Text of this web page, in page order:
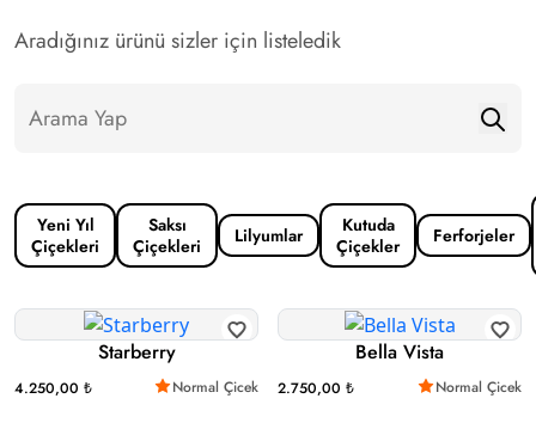
Aradığınız ürünü sizler için listeledik
Yeni Yıl
Çiçekleri
Saksı
Çiçekleri
Lilyumlar
Kutuda
Çiçekler
Ferforjeler
Starberry
4.250,00 ₺ Normal Çicek
Bella Vista
2.750,00 ₺ Normal Çicek